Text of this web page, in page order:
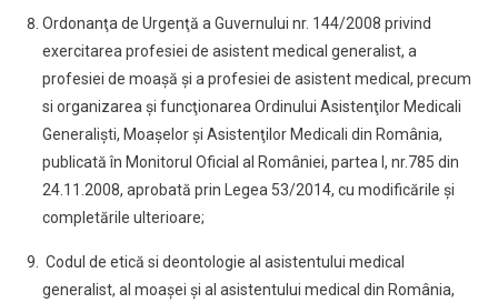
Ordonanţa de Urgenţă a Guvernului nr. 144/2008 privind
exercitarea profesiei de asistent medical generalist, a
profesiei de moaşă şi a profesiei de asistent medical, precum
si organizarea şi funcţionarea Ordinului Asistenţilor Medicali
Generalişti, Moaşelor şi Asistenţilor Medicali din România,
publicată în Monitorul Oficial al României, partea I, nr.785 din
24.11.2008, aprobată prin Legea 53/2014, cu modificările și
completările ulterioare;
Codul de etică si deontologie al asistentului medical
generalist, al moaşei şi al asistentului medical din România,